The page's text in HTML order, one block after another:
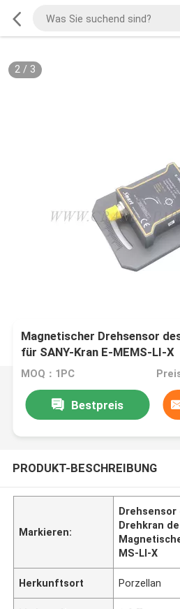
2/ 3
Magnetischer Drehsensor
für SANY-Kran E-MEMS-LI-X
MOQ：1PC
Bestpreis
PRODUKT-BESCHREIBUNG
Markieren:
Drehsensor
Drehkran
MS-LI-X
Herkunftsort Porzellan